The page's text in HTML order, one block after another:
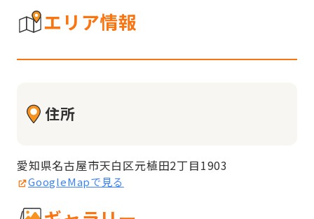
エリア情報
住所
愛知県名古屋市天白区元植田2丁目1903
GoogleMapで見る